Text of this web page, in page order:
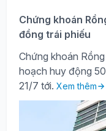
Chứng khoán
đồng trái phiếu
Chứng khoán
hoạch huy động
21/7 tới. Xem thêm